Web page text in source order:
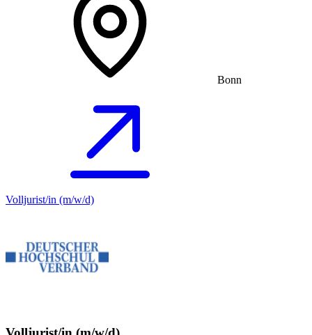
Bonn
Volljurist/in (m/w/d)